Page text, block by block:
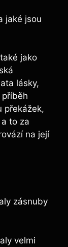
jaké jsou
jako
lásky,
překážek,
to za
na její
zásnuby
velmi